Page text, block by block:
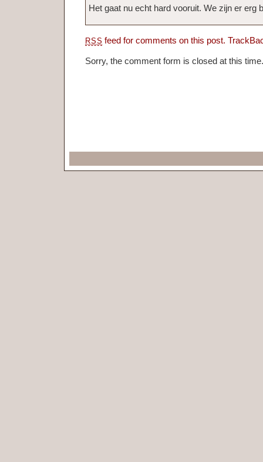
Het gaat nu echt hard vooruit. We zijn er erg
RSS feed for comments on this post.
Sorry, the comment form is closed at this time.